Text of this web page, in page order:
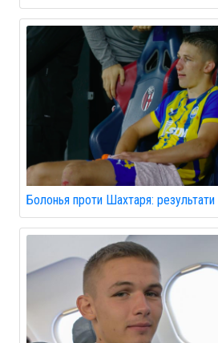
Болонья проти Шахтаря: результати